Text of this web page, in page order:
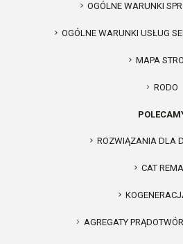
OGÓLNE WARUNKI
OGÓLNE WARUNKI USŁUG
MAPA
RODO
ROZWIĄZANIA DLA
CAT
AGREGATY